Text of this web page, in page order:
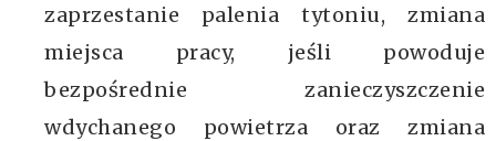
zaprzestanie palenia tytoniu, zmiana
miejsca pracy, jeśli powoduje
bezpośrednie zanieczyszczenie
wdychanego powietrza oraz zmiana